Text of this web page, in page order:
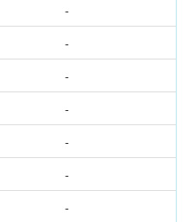
-
-
-
-
-
-
-